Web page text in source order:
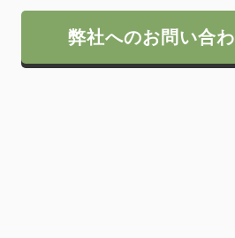
弊社へのお問い合